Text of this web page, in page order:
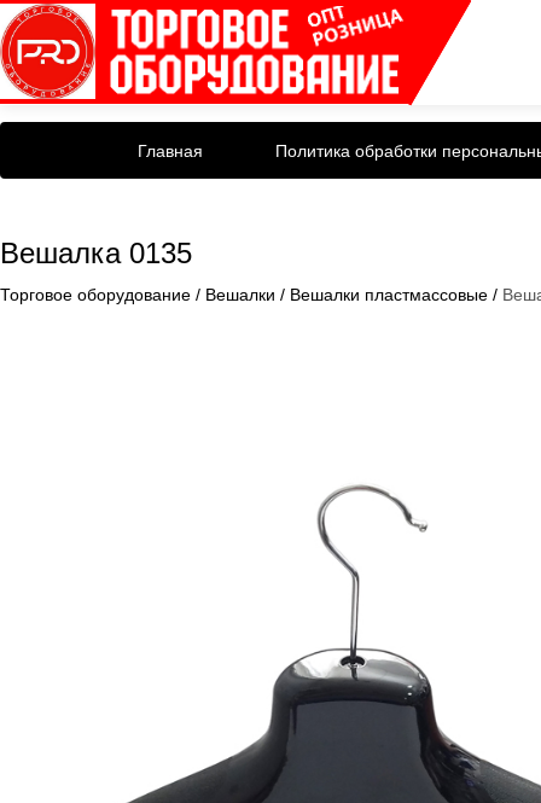
Главная Политика обработки
Вешалка 0135
Торговое оборудование / Вешалки / Вешалки пластмассовые /